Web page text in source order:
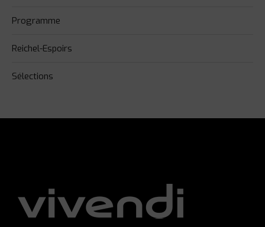
Programme
Reichel-Espoirs
Sélections